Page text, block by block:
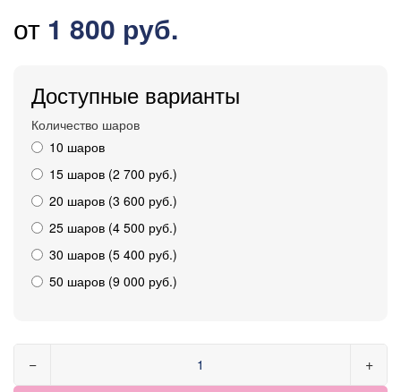
от 1 800 руб.
Доступные варианты
Количество шаров
10 шаров
15 шаров (2 700 руб.)
20 шаров (3 600 руб.)
25 шаров (4 500 руб.)
30 шаров (5 400 руб.)
50 шаров (9 000 руб.)
− +